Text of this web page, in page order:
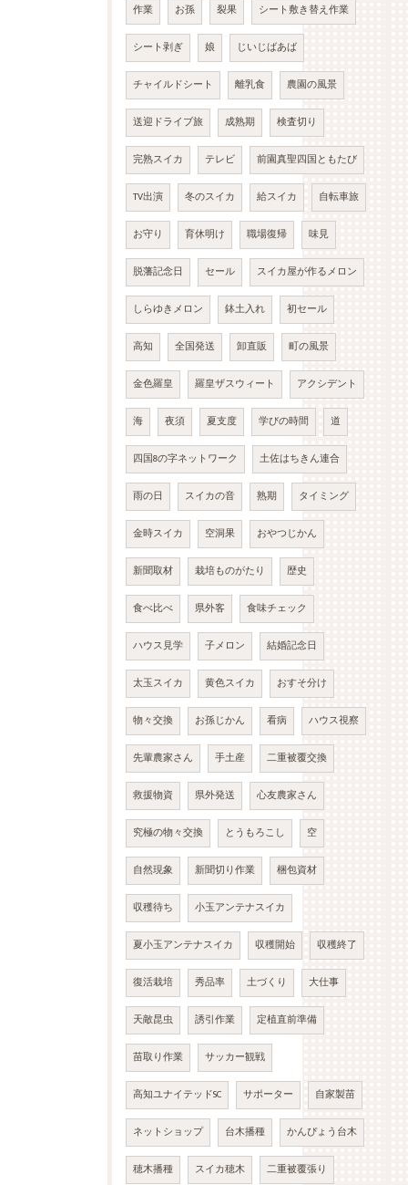
作業 お孫 裂果 シート敷き替え作業
シート剥ぎ 娘 じいじばあば
チャイルドシート 離乳食 農園の風景
送迎ドライブ旅 成熟期 検査切り
完熟スイカ テレビ 前園真聖四国ともたび
TV出演 冬のスイカ 給スイカ 自転車旅
お守り 育休明け 職場復帰 味見
脱藩記念日 セール スイカ屋が作るメロン
しらゆきメロン 鉢土入れ 初セール
高知 全国発送 卸直販 町の風景
金色羅皇 羅皇ザスウィート アクシデント
海 夜須 夏支度 学びの時間 道
四国8の字ネットワーク 土佐はちきん連合
雨の日 スイカの音 熟期 タイミング
金時スイカ 空洞果 おやつじかん
新聞取材 栽培ものがたり 歴史
食べ比べ 県外客 食味チェック
ハウス見学 子メロン 結婚記念日
太玉スイカ 黄色スイカ おすそ分け
物々交換 お孫じかん 看病 ハウス視察
先輩農家さん 手土産 二重被覆交換
救援物資 県外発送 心友農家さん
究極の物々交換 とうもろこし 空
自然現象 新聞切り作業 梱包資材
収穫待ち 小玉アンテナスイカ
夏小玉アンテナスイカ 収穫開始 収穫終了
復活栽培 秀品率 土づくり 大仕事
天敵昆虫 誘引作業 定植直前準備
苗取り作業 サッカー観戦
高知ユナイテッドSC サポーター 自家製苗
ネットショップ 台木播種 かんぴょう台木
穂木播種 スイカ穂木 二重被覆張り